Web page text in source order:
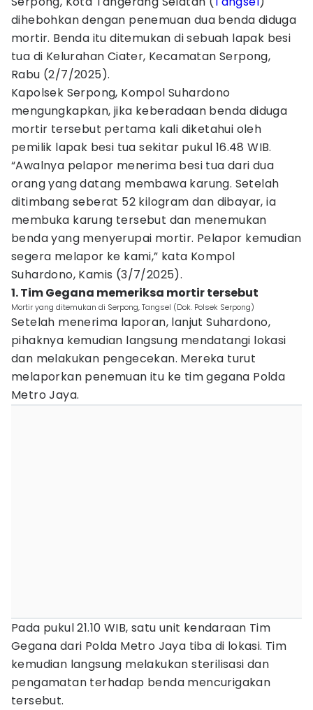
dihebohkan dengan penemuan dua benda diduga
mortir. Benda itu ditemukan di sebuah lapak besi
tua di Kelurahan Ciater, Kecamatan Serpong,
Rabu (2/7/2025).
Kapolsek Serpong, Kompol Suhardono
mengungkapkan, jika keberadaan benda diduga
mortir tersebut pertama kali diketahui oleh
pemilik lapak besi tua sekitar pukul 16.48 WIB.
“Awalnya pelapor menerima besi tua dari dua
orang yang datang membawa karung. Setelah
ditimbang seberat 52 kilogram dan dibayar, ia
membuka karung tersebut dan menemukan
benda yang menyerupai mortir. Pelapor kemudian
segera melapor ke kami,” kata Kompol
Suhardono, Kamis (3/7/2025).
1. Tim Gegana memeriksa mortir tersebut
Mortir yang ditemukan di Serpong, Tangsel (Dok. Polsek Serpong)
Setelah menerima laporan, lanjut Suhardono,
pihaknya kemudian langsung mendatangi lokasi
dan melakukan pengecekan. Mereka turut
melaporkan penemuan itu ke tim gegana Polda
Metro Jaya.
Pada pukul 21.10 WIB, satu unit kendaraan Tim
Gegana dari Polda Metro Jaya tiba di lokasi. Tim
kemudian langsung melakukan sterilisasi dan
pengamatan terhadap benda mencurigakan
tersebut.